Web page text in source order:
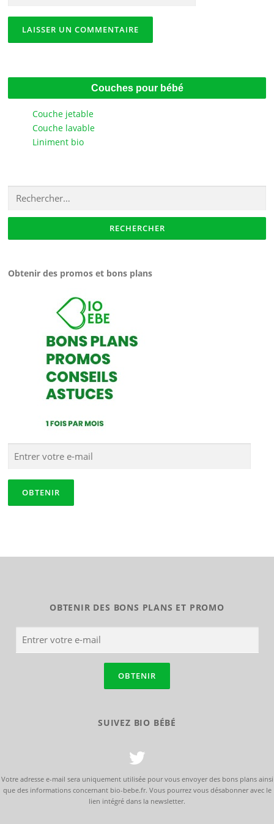
Couches pour bébé
Couche jetable
Couche lavable
Liniment bio
Rechercher :
Obtenir des promos et bons plans
OBTENIR DES BONS PLANS ET PROMO
SUIVEZ BIO BÉBÉ
Votre adresse e-mail sera uniquement utilisée pour vous envoyer des bons plans ainsi
que des informations concernant bio-bebe.fr. Vous pourrez vous désabonner avec le
lien intégré dans la newsletter.